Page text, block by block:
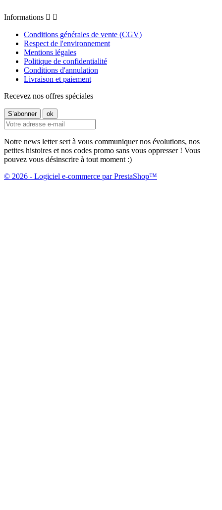
Informations  
Conditions générales de vente (CGV)
Respect de l'environnement
Mentions légales
Politique de confidentialité
Conditions d'annulation
Livraison et paiement
Recevez nos offres spéciales
Notre news letter sert à vous communiquer nos évolutions, nos
petites histoires et nos codes promo sans vous oppresser ! Vous
pouvez vous désinscrire à tout moment :)
© 2026 - Logiciel e-commerce par PrestaShop™